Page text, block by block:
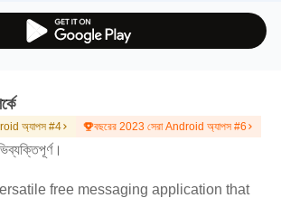
অ্যাপস #4 বছরের 2023 সেরা Android অ্যাপস #6
free messaging application that